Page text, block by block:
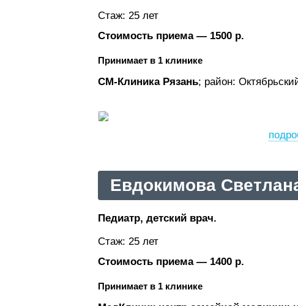
Стаж: 25 лет
Стоимость приема — 1500 р.
Принимает в 1 клинике
СМ-Клиника Рязань; район:
Евдокимова
Педиатр, детский врач.
Стаж: 25 лет
Стоимость приема — 1400 р.
Принимает в 1 клинике